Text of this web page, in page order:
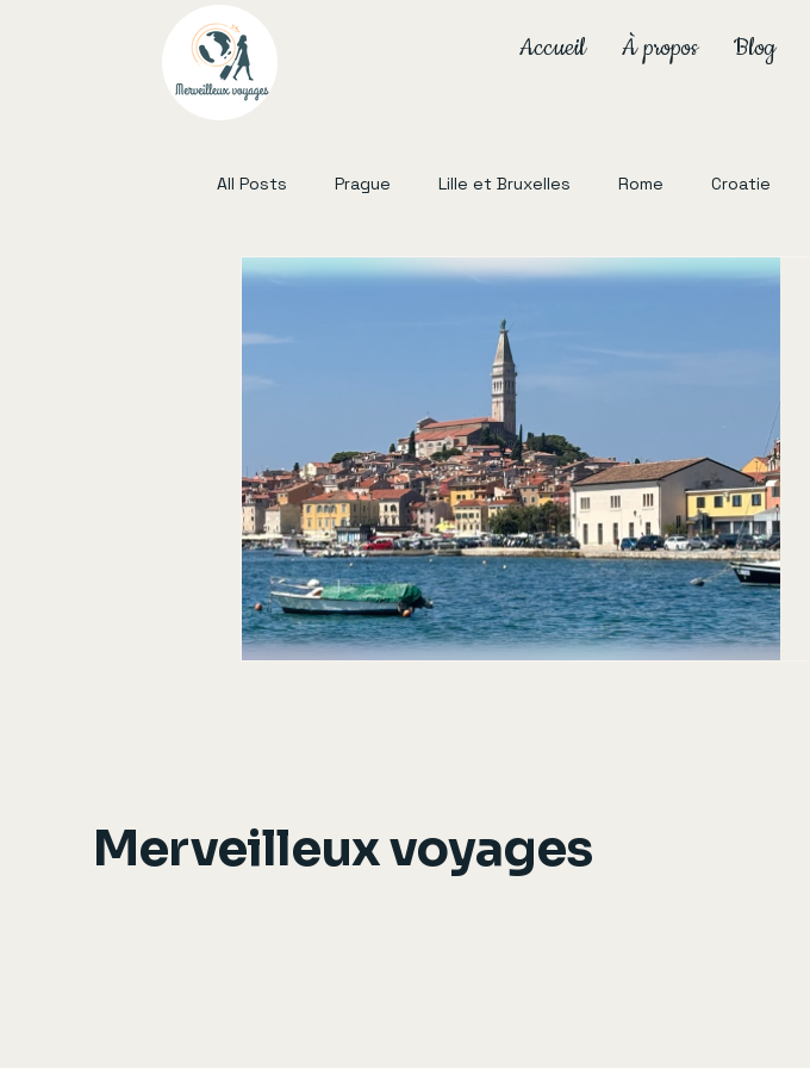
Accueil À propos Blog
All Posts Prague Lille et Bruxelles Rome Croatie
Lisbonne Sud Ouest France Norvège
Merveilleux voyages